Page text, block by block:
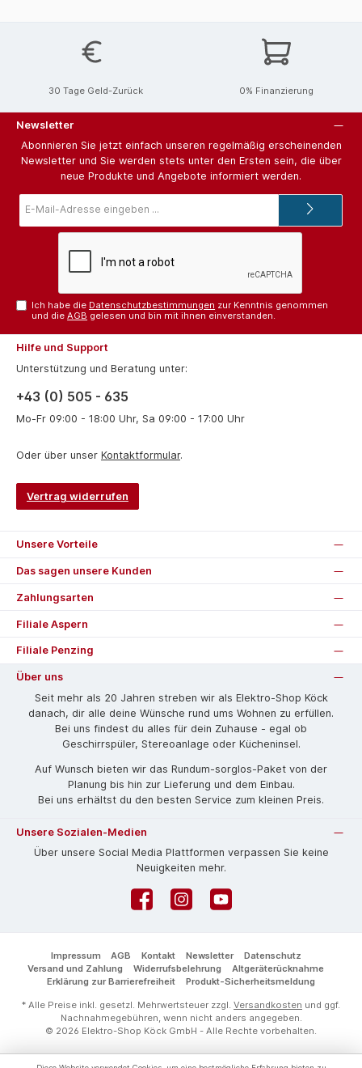
30 Tage Geld-Zurück 0% Finanzierung
Newsletter
Abonnieren Sie jetzt einfach unseren regelmäßig erscheinenden
Newsletter und Sie werden stets unter den Ersten sein, die über
neue Produkte und Angebote informiert werden.
Mail-
Ich habe die Datenschutzbestimmungen zur Kenntnis genommen
und dieAGB gelesen und bin mit ihnen einverstanden.
Hilfe und Support
Unterstützung und Beratung unter:
+43 (0) 505 - 635
Mo-Fr 09:00 - 18:00 Uhr, Sa 09:00 - 17:00 Uhr
Oder über unser Kontaktformular.
Vertrag widerrufen
Unsere Vorteile
Das sagen unsere Kunden
Zahlungsarten
Filiale Aspern
Filiale Penzing
Über uns
Seit mehr als 20 Jahren streben wir als Elektro-Shop Köck
danach, dir alle deine Wünsche rund ums Wohnen zu erfüllen.
Bei uns findest du alles für dein Zuhause - egal ob
Geschirrspüler, Stereoanlage oder Kücheninsel.
Auf Wunsch bieten wir das Rund­um-sorg­los-Pa­ket von der
Planung bis hin zur Lieferung und dem Einbau.
Bei uns erhältst du den besten Service zum kleinen Preis.
Unsere Sozialen-Medien
Über unsere Social Media Plattformen verpassen Sie keine
Neuigkeiten mehr.
FacebookInstagramYouTube
Impressum AGB Kontakt Newsletter
Datenschutz
Versand und Zahlung
Widerrufsbelehrung
Altgeräterücknahme
Erklärung zur Barrierefreiheit
Produkt-Sicherheitsmeldung
* Alle Preise inkl. gesetzl. Mehrwertsteuer zzgl. Versandkosten und ggf.
Nachnahmegebühren, wenn nicht anders angegeben.
© 2026 Elektro-Shop Köck GmbH - Alle Rechte vorbehalten.